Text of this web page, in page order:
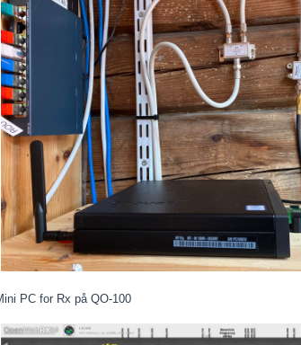
PC for Rx på QO-100